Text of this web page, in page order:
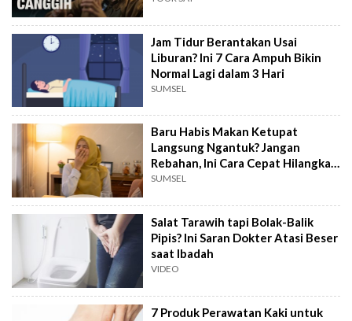
Jam Tidur Berantakan Usai
Liburan? Ini 7 Cara Ampuh Bikin
Normal Lagi dalam 3 Hari
SUMSEL
Baru Habis Makan Ketupat
Langsung Ngantuk? Jangan
Rebahan, Ini Cara Cepat Hilangkan
Food Coma
SUMSEL
Salat Tarawih tapi Bolak-Balik
Pipis? Ini Saran Dokter Atasi Beser
saat Ibadah
VIDEO
7 Produk Perawatan Kaki untuk